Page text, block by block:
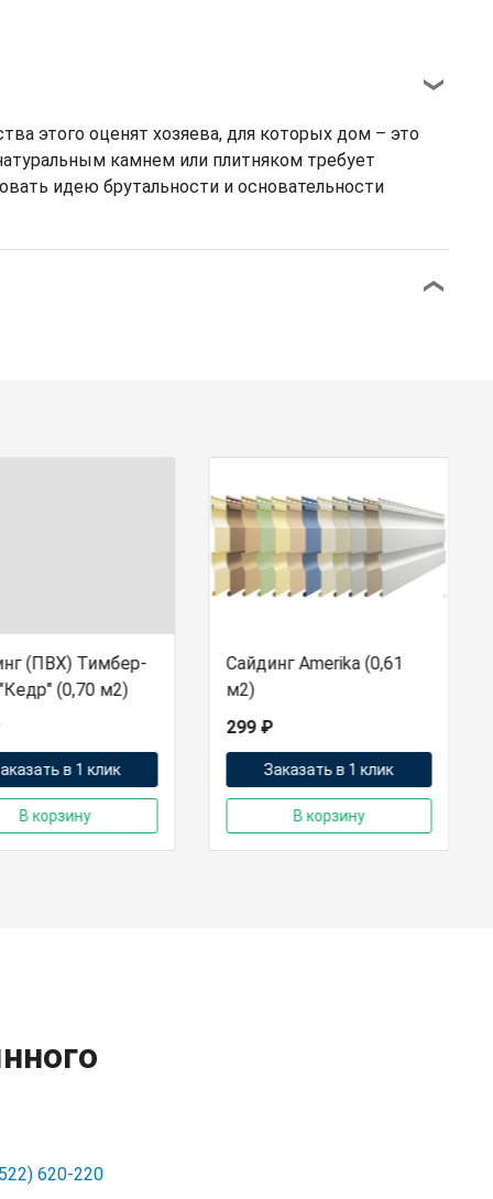
этого оценят хозяева, для которых дом – это
камнем или плитняком требует
идею брутальности и основательности
Сайдинг Amerika (0,61
м2)
299 ₽
Заказать в 1 клик
В корзину
(ПВХ) Тимбер-
(0,70 м2)
в 1 клик
В корзину
620-220